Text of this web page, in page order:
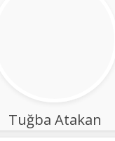
Tuğba Atakan